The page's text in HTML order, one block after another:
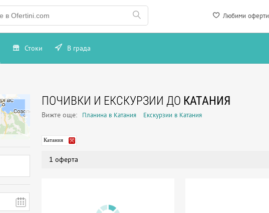
Любими оферти
Стоки В града
ПОЧИВКИ И ЕКСКУРЗИИ ДО КАТАНИЯ
Вижте още: Планина в Катания Екскурзии в Катания
Катания
1 оферта